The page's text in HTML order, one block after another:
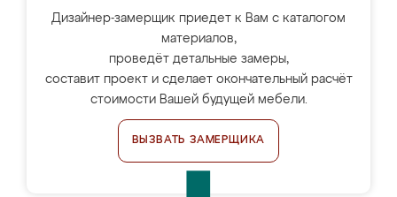
Дизайнер-замерщик приедет к Вам с каталогом
материалов,
проведёт детальные замеры,
составит проект и сделает окончательный расчёт
стоимости Вашей будущей мебели.
ВЫЗВАТЬ ЗАМЕРЩИКА